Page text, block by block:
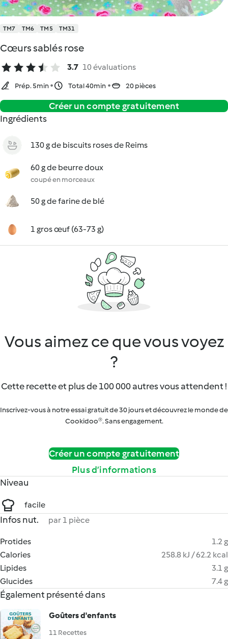
TM7 TM6 TM5 TM31
Cœurs sablés rose
3.7 10 évaluations
Prép. 5min Total 40min 20 pièces
Créer un compte gratuitement
Ingrédients
130 g de biscuits roses de Reims
60 g de beurre doux
coupé en morceaux
50 g de farine de blé
1 gros œuf (63-73 g)
Vous aimez ce que vous voyez
?
Cette recette et plus de 100 000 autres vous attendent !
Inscrivez-vous à notre essai gratuit de 30 jours et découvrez le monde de
Cookidoo®. Sans engagement.
Créer un compte gratuitement
Plus d’informations
Niveau
facile
Infos nut. par 1 pièce
Protides
1.2 g
Calories
258.8 kJ / 62.2 kcal
Lipides
3.1 g
Glucides
7.4 g
Également présenté dans
Goûters d'enfants
11 Recettes